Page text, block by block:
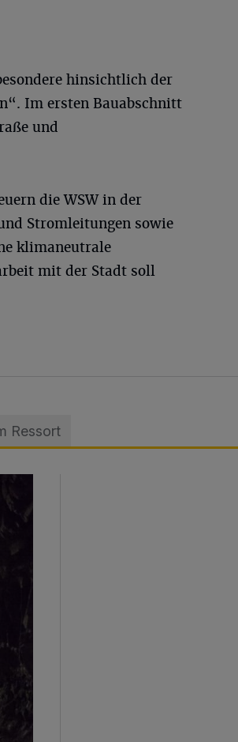
hinsichtlich der
Im ersten Bauabschnitt
und
die WSW in der
Stromleitungen sowie
klimaneutrale
mit der Stadt soll
Ressort